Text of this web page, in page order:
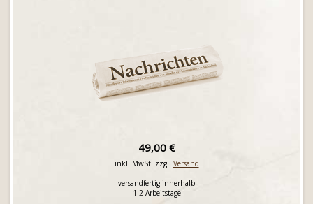
49,00 €
inkl. MwSt. zzgl. Versand
versandfertig innerhalb
1-2 Arbeitstage